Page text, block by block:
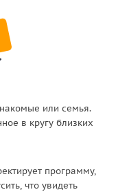
или семья.
в кругу близких
программу,
что увидеть